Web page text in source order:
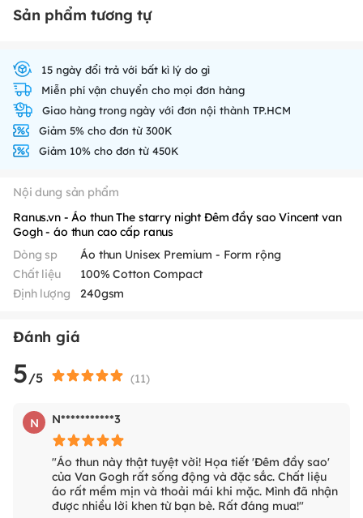
Sản phẩm tương tự
15 ngày đổi trả với bất kì lý do gì
Miễn phí vận chuyển cho mọi đơn hàng
Giao hàng trong ngày với đơn nội thành TP.HCM
Giảm 5% cho đơn từ 300K
Giảm 10% cho đơn từ 450K
Nội dung sản phẩm
Ranus.vn - Áo thun The starry night Đêm đầy sao Vincent van
Gogh - áo thun cao cấp ranus
Dòng sp
Áo thun Unisex Premium - Form rộng
Chất liệu
100% Cotton Compact
Định lượng
240gsm
Đánh giá
5/5 (11)
N N***********3
"Áo thun này thật tuyệt vời! Họa tiết 'Đêm đầy sao'
của Van Gogh rất sống động và đặc sắc. Chất liệu
áo rất mềm mịn và thoải mái khi mặc. Mình đã nhận
được nhiều lời khen từ bạn bè. Rất đáng mua!"